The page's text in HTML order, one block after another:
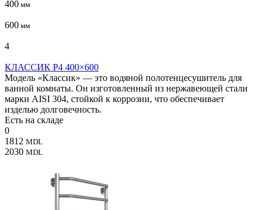
400 мм
600 мм
4
КЛАССИК P4 400×600
Модель «Классик» — это водяной полотенцесушитель для
ванной комнаты. Он изготовленный из нержавеющей стали
марки AISI 304, стойкой к коррозии, что обеспечивает
изделью долговечность.
Есть на складе
0
1812 MDL
2030 MDL